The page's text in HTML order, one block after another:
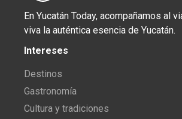
En Yucatán Today, acompañamos al
viva la auténtica esencia de Yucatán.
Intereses
Destinos
Gastronomía
Cultura y tradiciones